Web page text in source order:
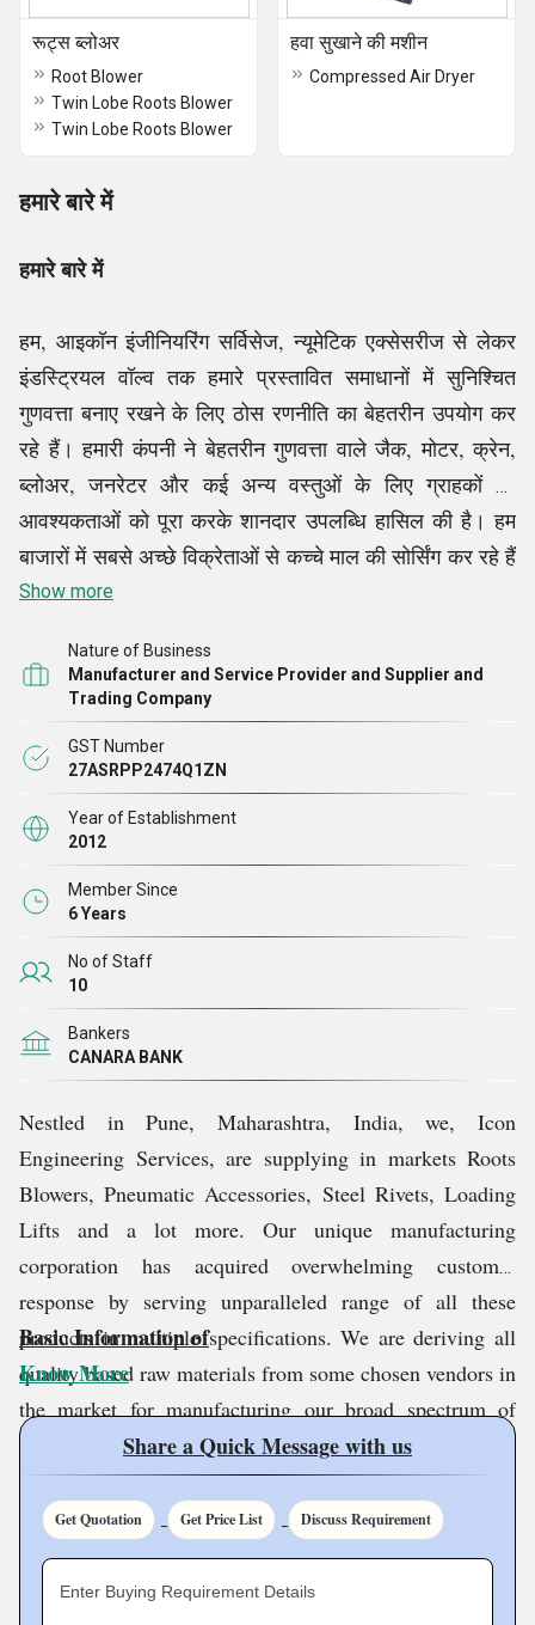
रूट्स ब्लोअर
Root Blower
Twin Lobe Roots Blower
Twin Lobe Roots Blower
हवा सुखाने की मशीन
Compressed Air Dryer
हमारे बारे में
हमारे बारे में
हम, आइकॉन इंजीनियरिंग सर्विसेज, न्यूमेटिक एक्सेसरीज से लेकर
इंडस्ट्रियल वॉल्व तक हमारे प्रस्तावित समाधानों में सुनिश्चित
गुणवत्ता बनाए रखने के लिए ठोस रणनीति का बेहतरीन उपयोग कर
रहे हैं। हमारी कंपनी ने बेहतरीन गुणवत्ता वाले जैक, मोटर, क्रेन,
ब्लोअर, जनरेटर और कई अन्य वस्तुओं के लिए ग्राहकों की
आवश्यकताओं को पूरा करके शानदार उपलब्धि हासिल की है। हम
बाजारों में सबसे अच्छे विक्रेताओं से कच्चे माल की सोर्सिंग कर रहे हैं
ताकि हमारी रेंज उद्योग द्वारा निर्धारित मानदंडों और विनियमों के
रहे हैं और इस व्यवसाय लाइन में उनकी निरंतर पसंद के रूप में सामने
आ रहे हैं।
Show more
Nature of Business
Manufacturer and Service Provider and Supplier and
Trading Company
GST Number
27ASRPP2474Q1ZN
Year of Establishment
2012
Member Since
6 Years
No of Staff
10
Bankers
CANARA BANK
Nestled in Pune, Maharashtra, India, we, Icon
Engineering Services, are supplying in markets Roots
Blowers, Pneumatic Accessories, Steel Rivets, Loading
Lifts and a lot more. Our unique manufacturing
corporation has acquired overwhelming customer
response by serving unparalleled range of all these
products in multiple specifications. We are deriving all
quality based raw materials from some chosen vendors in
the market for manufacturing our broad spectrum of
industrial products. Our manufactured entity supplies
these quality accredited products for application in
different segments such as material handling and many
others. We have acquired expertise in providing efficient
Air Compressors Services. One of our longstanding
Basic Information of
Know More
Share a Quick Message with us
Get Quotation Get Price List Discuss Requirement
Enter Buying Requirement Details